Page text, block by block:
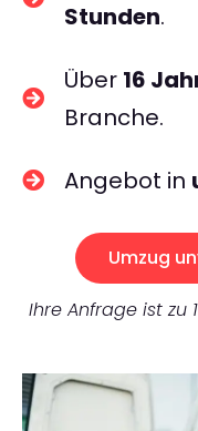
Stunden.
Über 16
Branche.
Angebot in
Umzug
Ihre Anfrage ist zu